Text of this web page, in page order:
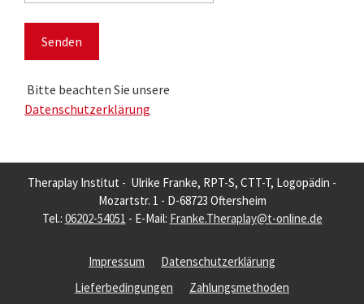
Bitte beachten Sie unsere
Datenschutzerklärung
Theraplay Institut - Ulrike Franke, RPT-S, CTT-T, Logopädin -
Mozartstr. 1 - D-68723 Oftersheim
Tel.: 06202-54051 - E-Mail: Franke.Theraplay@t-online.de
Impressum
Datenschutzerklärung
Lieferbedingungen
Zahlungsmethoden